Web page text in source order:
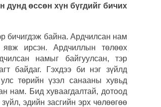
дунд өссөн хүн бүгдийг бичих
бичигдэж байна. Ардчилсан нам
ирсэн. Ардчиллын төлөөх
намыг байгуулсан, тэр
байдаг. Гэхдээ би нэг зүйлд
төрийн үзэл санааны хувьд
нам. Бид хуваагдалтай, дотоод
эдийн засгийн эрх чөлөөгөө